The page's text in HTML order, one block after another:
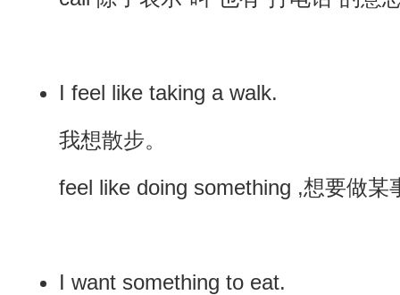
I feel like taking a walk.
我想散步。
feel like doing something ,想要做某
I want something to eat.